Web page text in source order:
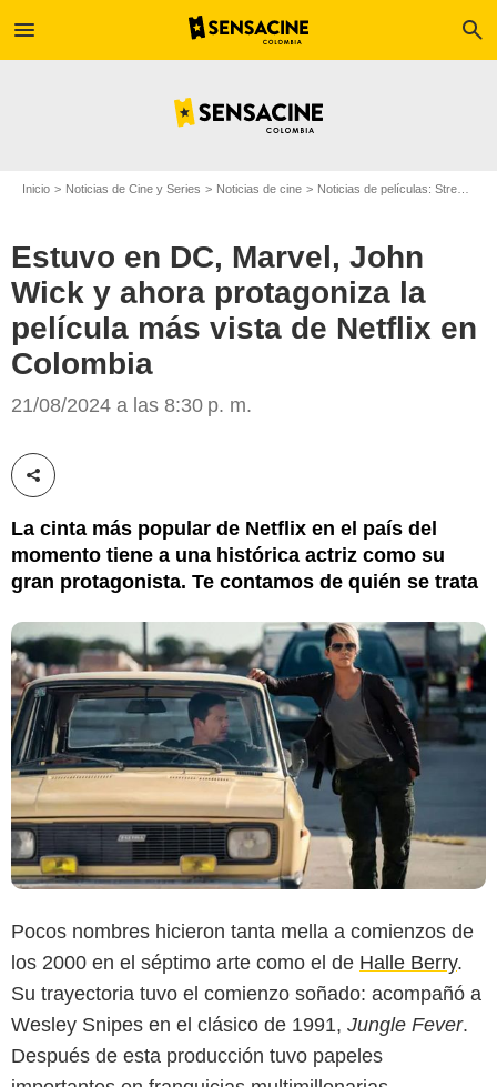
menu search
Inicio Noticias de Cine y Series Noticias de cine Noticias de películas: Streaming
Estuvo en DC, Marvel, John
Wick y ahora protagoniza la
película más vista de Netflix en
Colombia
21/08/2024 a las 8:30 p. m.
Compartir esta noticia
La cinta más popular de Netflix en el país del
momento tiene a una histórica actriz como su
gran protagonista. Te contamos de quién se trata
Pocos nombres hicieron tanta mella a comienzos de
los 2000 en el séptimo arte como el de Halle Berry.
Su trayectoria tuvo el comienzo soñado: acompañó a
Wesley Snipes en el clásico de 1991, Jungle Fever.
Después de esta producción tuvo papeles